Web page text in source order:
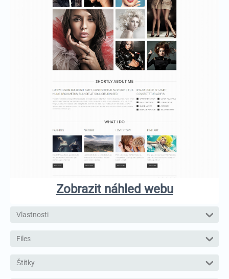
Zobrazit náhled webu
Vlastnosti
Files
Štítky